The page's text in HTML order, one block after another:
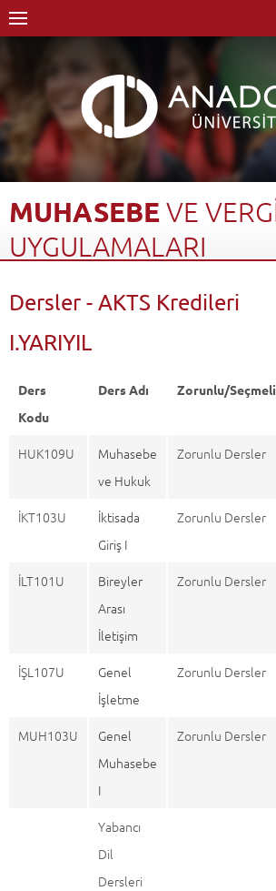
MUHASEBEVE
UYGULAMALARI
Muhasebe ve Vergi Uygulamaları
Dersler - AKTS
Dersler - AKTS Kredileri
I.YARIYIL
Ders
Kodu
Ders Adı Zorunlu/Seçmeli
HUK109U
Muhasebe
ve Hukuk
Zorunlu Dersler
İKT103U
İktisada
Giriş I
Zorunlu Dersler
İLT101U
Bireyler
Arası
İletişim
Zorunlu Dersler
İŞL107U
Genel
İşletme
Zorunlu Dersler
MUH103U
Genel
Muhasebe
I
Zorunlu Dersler
Yabancı
Dil
Dersleri